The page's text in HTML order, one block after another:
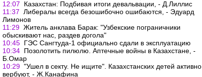
12:07
Казахстан: Подбивая итоги девальвации, - Д.Лиллис
11:37 Либералы всегда безошибочно ошибаются, - Эдуард
Лимонов
11:29 Житель анклава Барак: "Узбекские пограничники
обыскивают нас, раздев догола"
10:45 ГЭС Сангтуда-1 официально сдали в эксплуатацию
10:34 Позолотить пилюлю. Аптечные войны в Казахстане, -
Б.Омар
10:29 "Ушел в секту. Не ищите". Казахстанских детей активно
вербуют, - Ж.Канафина